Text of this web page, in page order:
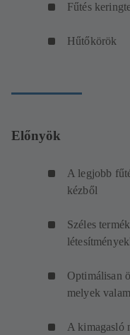
Fűtés
Hűtőkörök
Előnyök
A legjobb
kézből
Széles
Optimálisan
melyek
A kimagasló